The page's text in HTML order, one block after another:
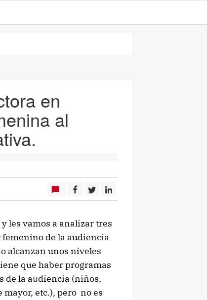
en
al
les vamos a analizar tres
de la audiencia
alcanzan unos niveles
que haber programas
de la audiencia (niños,
etc.), pero no es